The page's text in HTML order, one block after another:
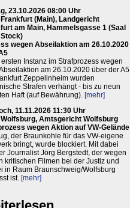
23.10.2026 08:00 Uhr
(Main), Landgericht
am Main, Hammelsgasse 1 (Saal
wegen Abseilaktion am 26.10.2020
ersten Instanz im Strafprozess wegen
am 26.10.2020 über der A5
Zeppelinheim wurden
Strafen verhängt - bis zu neun
Haft (auf Bewährung). [mehr]
11.11.2026 11:30 Uhr
Amtsgericht Wolfsburg
wegen Aktion auf VW-Gelände
der Braunkohle für das VW-eigene
bringt, wurde blockiert. Mit dabei
Journalist Jörg Bergstedt, der wegen
kritischen Filmen bei der Justiz und
in Raum Braunschweig/Wolfsburg
ist. [mehr]